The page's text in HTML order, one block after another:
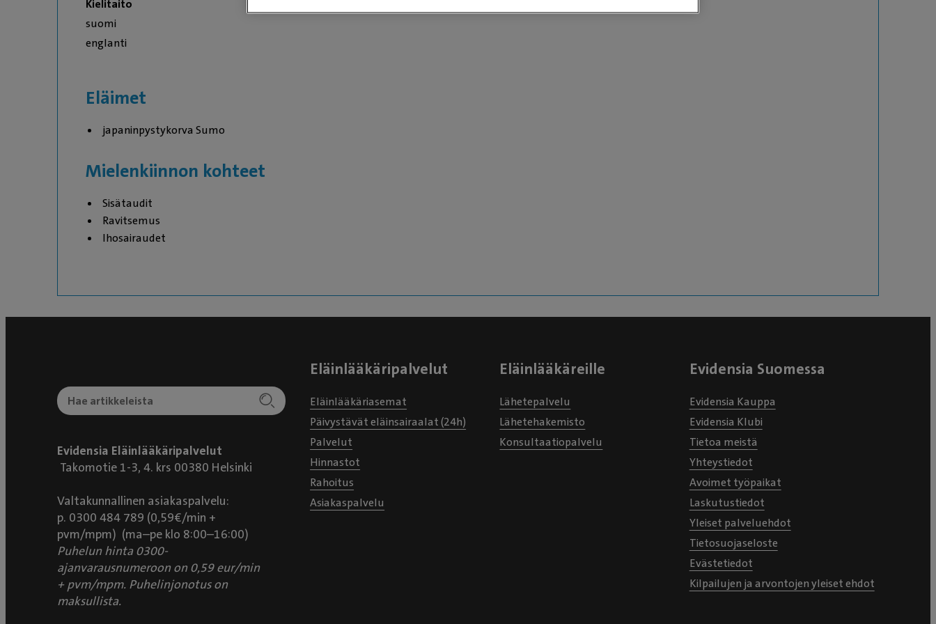
Kielitaito
suomi
englanti
Eläimet
japaninpystykorva Sumo
Mielenkiinnon kohteet
Sisätaudit
Ravitsemus
Ihosairaudet
Evidensia Eläinlääkäripalvelut
Takomotie 1-3, 4. krs 00380 Helsinki
Valtakunnallinen asiakaspalvelu:
p. 0300 484 789 (0,59€/min +
pvm/mpm) (ma–pe klo 8:00–16:00)
Puhelun hinta 0300-
ajanvarausnumeroon on 0,59 eur/min
+ pvm/mpm. Puhelinjonotus on
maksullista.
Eläinlääkäripalvelut
Eläinlääkäriasemat
Päivystävät eläinsairaalat (24h)
Palvelut
Hinnastot
Rahoitus
Asiakaspalvelu
Eläinlääkäreille
Lähetepalvelu
Lähetehakemisto
Konsultaatiopalvelu
Evidensia Suomessa
Evidensia Kauppa
Evidensia Klubi
Tietoa meistä
Yhteystiedot
Avoimet työpaikat
Laskutustiedot
Yleiset palveluehdot
Tietosuojaseloste
Evästetiedot
Kilpailujen ja arvontojen yleiset ehdot